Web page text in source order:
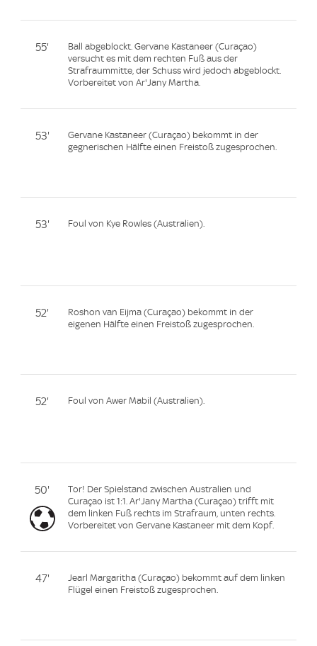
55'
Ball abgeblockt. Gervane Kastaneer (Curaçao)
versucht es mit dem rechten Fuß aus der
Strafraummitte, der Schuss wird jedoch abgeblockt.
Vorbereitet von Ar'Jany Martha.
53'
Gervane Kastaneer (Curaçao) bekommt in der
gegnerischen Hälfte einen Freistoß zugesprochen.
53' Foul von Kye Rowles (Australien).
52'
Roshon van Eijma (Curaçao) bekommt in der
eigenen Hälfte einen Freistoß zugesprochen.
52' Foul von Awer Mabil (Australien).
50'
Tor! Der Spielstand zwischen Australien und
Curaçao ist 1:1. Ar'Jany Martha (Curaçao) trifft mit
dem linken Fuß rechts im Strafraum, unten rechts.
Vorbereitet von Gervane Kastaneer mit dem Kopf.
47'
Jearl Margaritha (Curaçao) bekommt auf dem linken
Flügel einen Freistoß zugesprochen.